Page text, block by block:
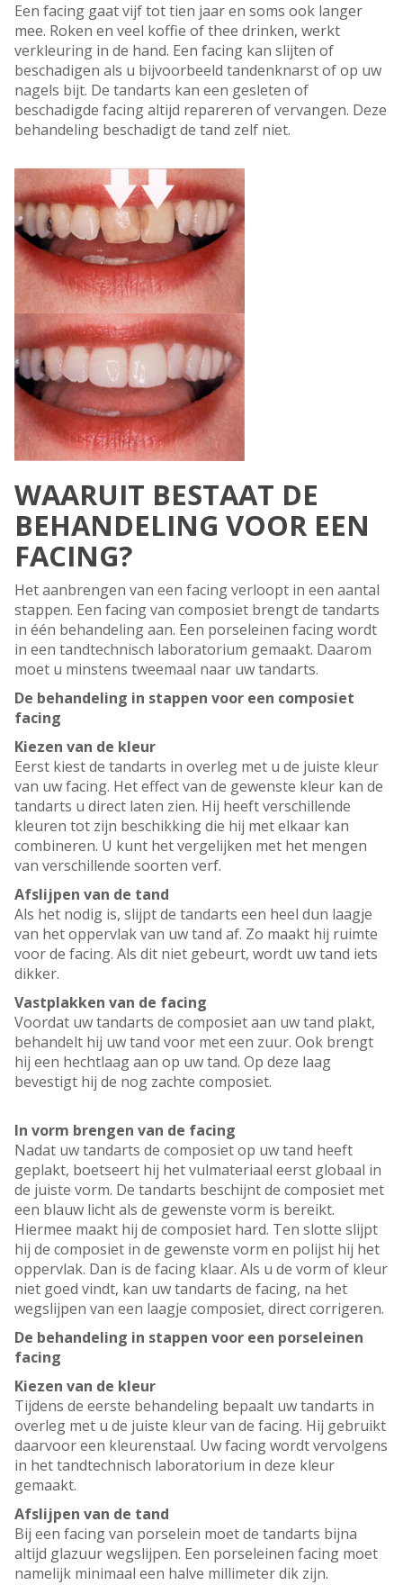
Een facing gaat vijf tot tien jaar en soms ook langer
mee. Roken en veel koffie of thee drinken, werkt
verkleuring in de hand. Een facing kan slijten of
beschadigen als u bijvoorbeeld tandenknarst of op uw
nagels bijt. De tandarts kan een gesleten of
beschadigde facing altijd repareren of vervangen. Deze
behandeling beschadigt de tand zelf niet.
WAARUIT BESTAAT DE
BEHANDELING VOOR EEN
FACING?
Het aanbrengen van een facing verloopt in een aantal
stappen. Een facing van composiet brengt de tandarts
in één behandeling aan. Een porseleinen facing wordt
in een tandtechnisch laboratorium gemaakt. Daarom
moet u minstens tweemaal naar uw tandarts.
De behandeling in stappen voor een composiet
facing
Kiezen van de kleur
Eerst kiest de tandarts in overleg met u de juiste kleur
van uw facing. Het effect van de gewenste kleur kan de
tandarts u direct laten zien. Hij heeft verschillende
kleuren tot zijn beschikking die hij met elkaar kan
combineren. U kunt het vergelijken met het mengen
van verschillende soorten verf.
Afslijpen van de tand
Als het nodig is, slijpt de tandarts een heel dun laagje
van het oppervlak van uw tand af. Zo maakt hij ruimte
voor de facing. Als dit niet gebeurt, wordt uw tand iets
dikker.
Vastplakken van de facing
Voordat uw tandarts de composiet aan uw tand plakt,
behandelt hij uw tand voor met een zuur. Ook brengt
hij een hechtlaag aan op uw tand. Op deze laag
bevestigt hij de nog zachte composiet.
In vorm brengen van de facing
Nadat uw tandarts de composiet op uw tand heeft
geplakt, boetseert hij het vulmateriaal eerst globaal in
de juiste vorm. De tandarts beschijnt de composiet met
een blauw licht als de gewenste vorm is bereikt.
Hiermee maakt hij de composiet hard. Ten slotte slijpt
hij de composiet in de gewenste vorm en polijst hij het
oppervlak. Dan is de facing klaar. Als u de vorm of kleur
niet goed vindt, kan uw tandarts de facing, na het
wegslijpen van een laagje composiet, direct corrigeren.
De behandeling in stappen voor een porseleinen
facing
Kiezen van de kleur
Tijdens de eerste behandeling bepaalt uw tandarts in
overleg met u de juiste kleur van de facing. Hij gebruikt
daarvoor een kleurenstaal. Uw facing wordt vervolgens
in het tandtechnisch laboratorium in deze kleur
gemaakt.
Afslijpen van de tand
Bij een facing van porselein moet de tandarts bijna
altijd glazuur wegslijpen. Een porseleinen facing moet
namelijk minimaal een halve millimeter dik zijn.